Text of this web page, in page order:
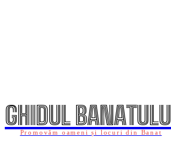
GHIDUL BANATULUI
Promovăm oameni și locuri din Banat